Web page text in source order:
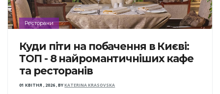
Ресторани
Куди піти на побачення в Києві:
ТОП - 8 найромантичніших кафе
та ресторанів
01 КВІТНЯ , 2026,BYKATERINA KRASOVSKA